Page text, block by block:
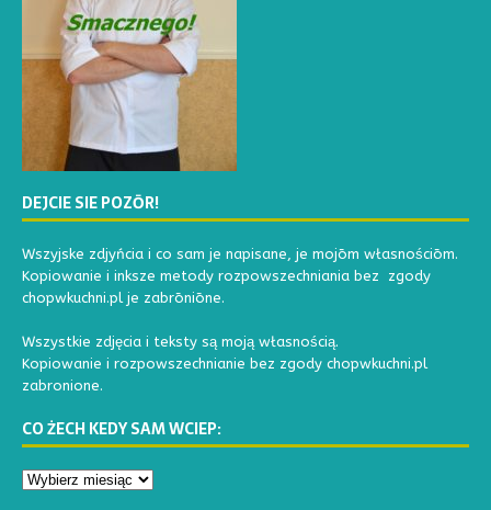
DEJCIE SIE POZŌR!
Wszyjske zdjyńcia i co sam je napisane, je mojōm własnościōm.
Kopiowanie i inksze metody rozpowszechniania bez zgody
chopwkuchni.pl je zabrōniōne.
Wszystkie zdjęcia i teksty są moją własnością.
Kopiowanie i rozpowszechnianie bez zgody chopwkuchni.pl
zabronione.
CO ŻECH KEDY SAM WCIEP: